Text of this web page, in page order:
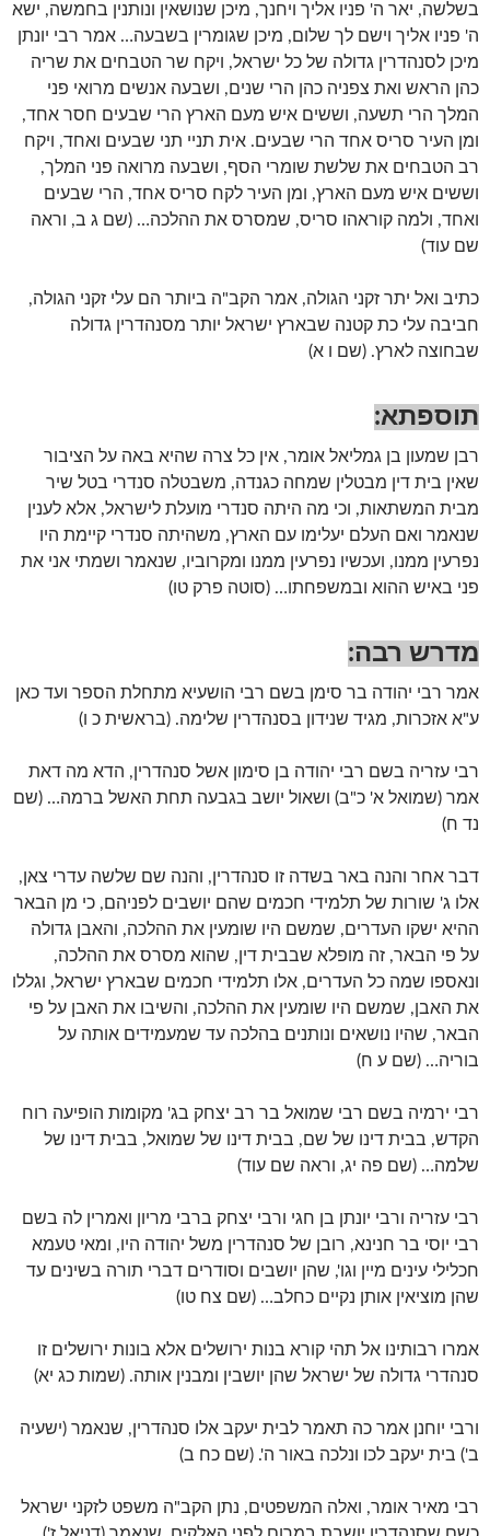
בשלשה, יאר ה' פניו אליך ויחנך, מיכן שנושאין ונותנין בחמשה, ישא
ה' פניו אליך וישם לך שלום, מיכן שגומרין בשבעה… אמר רבי יונתן
מיכן לסנהדרין גדולה של כל ישראל, ויקח שר הטבחים את שריה
כהן הראש ואת צפניה כהן הרי שנים, ושבעה אנשים מרואי פני
המלך הרי תשעה, וששים איש מעם הארץ הרי שבעים חסר אחד,
ומן העיר סריס אחד הרי שבעים. אית תניי תני שבעים ואחד, ויקח
רב הטבחים את שלשת שומרי הסף, ושבעה מרואה פני המלך,
וששים איש מעם הארץ, ומן העיר לקח סריס אחד, הרי שבעים
ואחד, ולמה קוראהו סריס, שמסרס את ההלכה… (שם ג ב, וראה
שם עוד)
כתיב ואל יתר זקני הגולה, אמר הקב"ה ביותר הם עלי זקני הגולה,
חביבה עלי כת קטנה שבארץ ישראל יותר מסנהדרין גדולה
שבחוצה לארץ. (שם ו א)
תוספתא:
רבן שמעון בן גמליאל אומר, אין כל צרה שהיא באה על הציבור
שאין בית דין מבטלין שמחה כגנדה, משבטלה סנדרי בטל שיר
מבית המשתאות, וכי מה היתה סנדרי מועלת לישראל, אלא לענין
שנאמר ואם העלם יעלימו עם הארץ, משהיתה סנדרי קיימת היו
נפרעין ממנו, ועכשיו נפרעין ממנו ומקרוביו, שנאמר ושמתי אני את
פני באיש ההוא ובמשפחתו… (סוטה פרק טו)
מדרש רבה:
אמר רבי יהודה בר סימן בשם רבי הושעיא מתחלת הספר ועד כאן
ע"א אזכרות, מגיד שנידון בסנהדרין שלימה. (בראשית כ ו)
רבי עזריה בשם רבי יהודה בן סימון אשל סנהדרין, הדא מה דאת
אמר (שמואל א' כ"ב) ושאול יושב בגבעה תחת האשל ברמה… (שם
נד ח)
דבר אחר והנה באר בשדה זו סנהדרין, והנה שם שלשה עדרי צאן,
אלו ג' שורות של תלמידי חכמים שהם יושבים לפניהם, כי מן הבאר
ההיא ישקו העדרים, שמשם היו שומעין את ההלכה, והאבן גדולה
על פי הבאר, זה מופלא שבבית דין, שהוא מסרס את ההלכה,
ונאספו שמה כל העדרים, אלו תלמידי חכמים שבארץ ישראל, וגללו
את האבן, שמשם היו שומעין את ההלכה, והשיבו את האבן על פי
הבאר, שהיו נושאים ונותנים בהלכה עד שמעמידים אותה על
בוריה… (שם ע ח)
רבי ירמיה בשם רבי שמואל בר רב יצחק בג' מקומות הופיעה רוח
הקדש, בבית דינו של שם, בבית דינו של שמואל, בבית דינו של
שלמה… (שם פה יג, וראה שם עוד)
רבי עזריה ורבי יונתן בן חגי ורבי יצחק ברבי מריון ואמרין לה בשם
רבי יוסי בר חנינא, רובן של סנהדרין משל יהודה היו, ומאי טעמא
חכלילי עינים מיין וגו', שהן יושבים וסודרים דברי תורה בשינים עד
שהן מוציאין אותן נקיים כחלב… (שם צח טו)
אמרו רבותינו אל תהי קורא בנות ירושלים אלא בונות ירושלים זו
סנהדרי גדולה של ישראל שהן יושבין ומבנין אותה. (שמות כג יא)
ורבי יוחנן אמר כה תאמר לבית יעקב אלו סנהדרין, שנאמר (ישעיה
ב') בית יעקב לכו ונלכה באור ה'. (שם כח ב)
רבי מאיר אומר, ואלה המשפטים, נתן הקב"ה משפט לזקני ישראל